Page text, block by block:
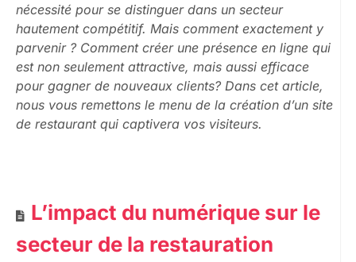
nécessité pour se distinguer dans un secteur
hautement compétitif. Mais comment exactement y
parvenir ? Comment créer une présence en ligne qui
est non seulement attractive, mais aussi efficace
pour gagner de nouveaux clients? Dans cet article,
nous vous remettons le menu de la création d’un site
de restaurant qui captivera vos visiteurs.
L’impact du numérique sur le
secteur de la restauration